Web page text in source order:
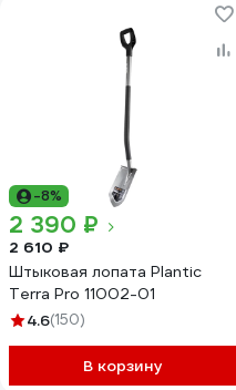
-8%
2 390 ₽
2 610 ₽
Штыковая лопата Plantic
Terra Pro 11002-01
4.6(150)
В корзину